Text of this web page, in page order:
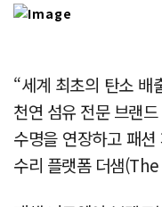
“세계 최초의 탄소 배
천연 섬유 전문 브랜
수명을 연장하고 패
수리 플랫폼 더샘